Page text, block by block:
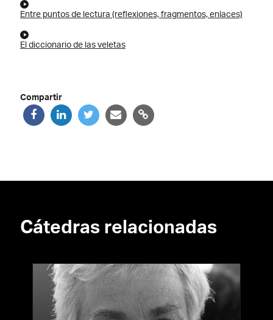
Entre puntos de lectura (reflexiones, fragmentos, enlaces)
El diccionario de las veletas
Compartir
Cátedras relacionadas